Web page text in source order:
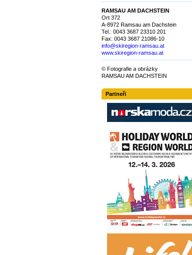
RAMSAU AM DACHSTEIN
Ort 372
A-8972 Ramsau am Dachstein
Tel.: 0043 3687 23310 201
Fax: 0043 3687 21086-10
info@skiregion-ramsau.at
www.skiregion-ramsau.at
© Fotografie a obrázky
RAMSAU AM DACHSTEIN
Partneři